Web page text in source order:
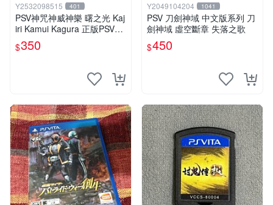
Y2532098515 401
PSV神咒神威神樂 曙之光 Kaj
iri Kamui Kagura 正版PSV專
用裸裝9成新現貨馬上出
$350
Y2049104204 1041
PSV 刀劍神域 中文版系列 刀
劍神域 虛空斷章 失落之歌
$450